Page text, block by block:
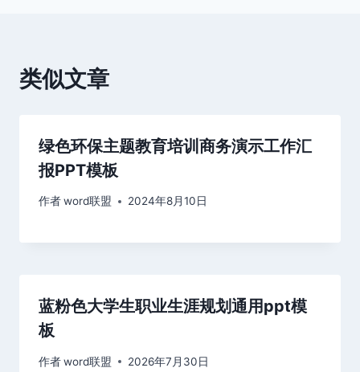
类似文章
绿色环保主题教育培训商务演示工作汇
报PPT模板
作者word联盟 2024年8月10日
蓝粉色大学生职业生涯规划通用ppt模
板
作者word联盟 2026年7月30日